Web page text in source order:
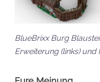
BlueBrixx Burg
Erweiterung (links) und